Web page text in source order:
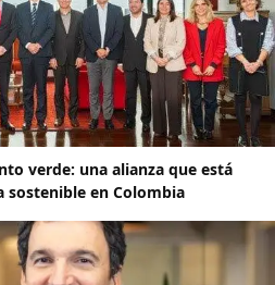
verde: una alianza que está
en Colombia